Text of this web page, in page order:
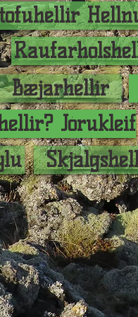
Bæjarhellir
Jórukleif